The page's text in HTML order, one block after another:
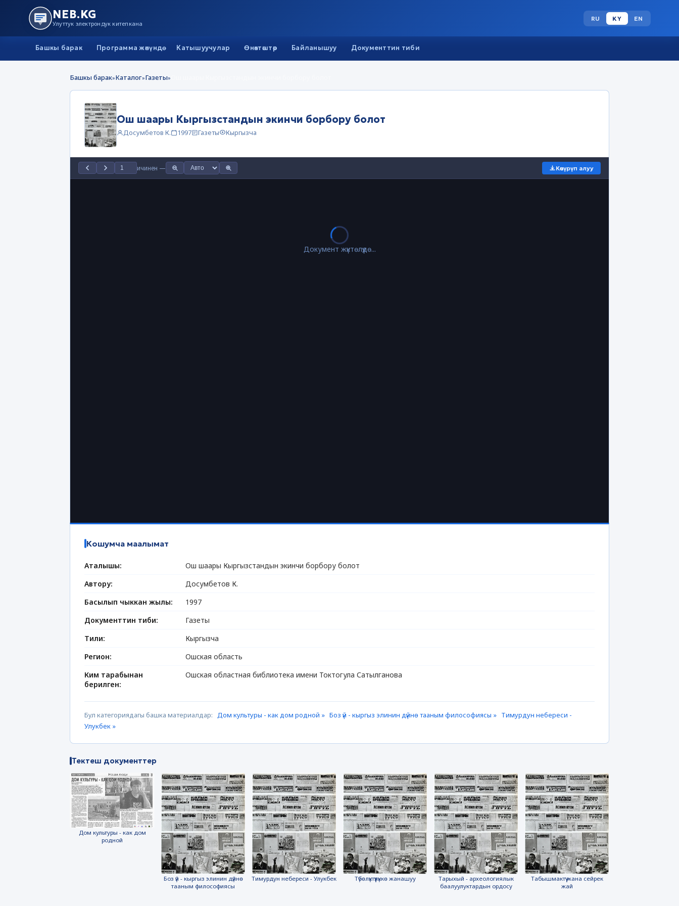
NEB.KG
Улуттук электрондук китепкана
RU KY EN
Башкы барак Программа жөнүндө Катышуучулар Өнөктөштөр Байланышуу Документтин тиби
Башкы барак»Каталог»Газеты»
Ош шаары Кыргызстандын экинчи борбору болот
Досумбетов К. 1997 Газеты Кыргызча
ичинен — Көчүрүп алуу
Документ жүктөлүүдө...
Кошумча маалымат
Аталышы:
Ош шаары Кыргызстандын экинчи борбору болот
Автору:
Досумбетов К.
Басылып чыккан жылы:
1997
Документтин тиби:
Газеты
Тили:
Кыргызча
Регион:
Ошская область
Ким тарабынан
берилген:
Ошская областная библиотека имени Токтогула Сатылганова
Бул категориядагы башка материалдар: Дом культуры - как дом родной » Боз үй - кыргыз элинин дүйнө тааным философиясы » Тимурдун небереси -
Улукбек »
Тектеш документтер
Дом культуры - как дом
родной
Боз үй - кыргыз элинин дүйнө
тааным философиясы
Тимурдун небереси - Улукбек Түбөлүктүүлүккө жанашуу
Тарыхый - археологиялык
баалуулуктардын ордосу
Табышмактүү жана сейрек
жай